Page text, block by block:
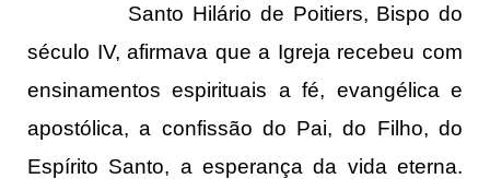
Santo Hilário de Poitiers, Bispo do
século IV, afirmava que a Igreja recebeu com
ensinamentos espirituais a fé, evangélica e
apostólica, a confissão do Pai, do Filho, do
Espírito Santo, a esperança da vida eterna.